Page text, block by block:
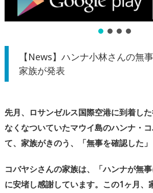
【News】ハンナ小林さんの無
家族が発表
先月、ロサンゼルス国際空港に到着し
なくなついていたマウイ島のハンナ・
て、家族がきのう、「無事を確認した」
コバヤシさんの家族は、「ハンナが無
に安堵し感謝しています。この1ヶ月、